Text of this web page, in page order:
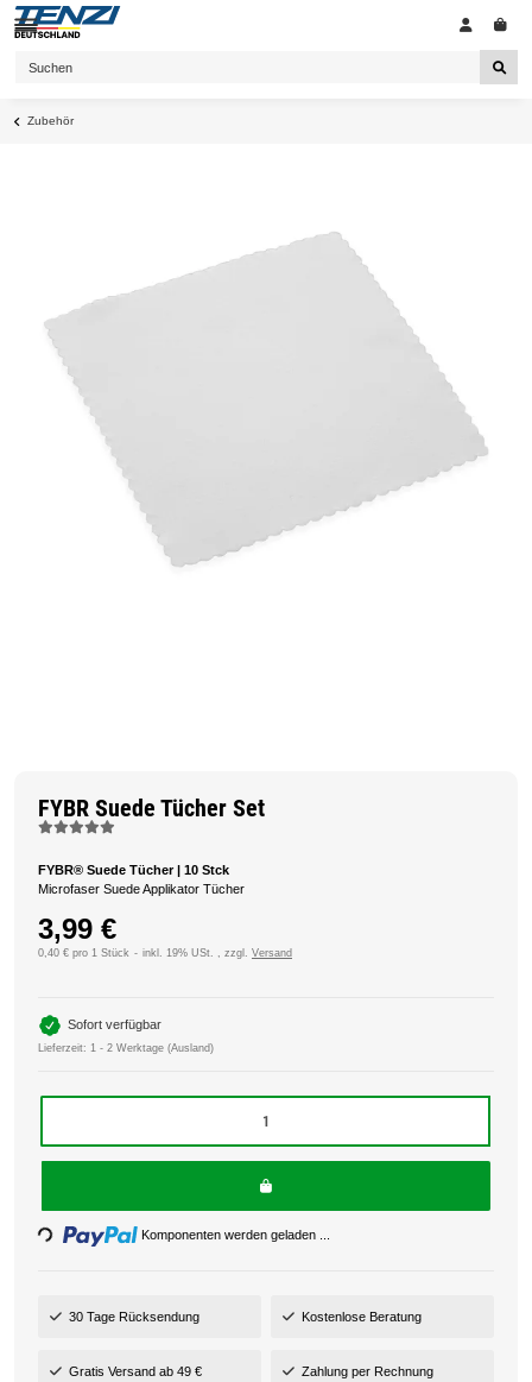
Zubehör
FYBR Suede Tücher Set
FYBR® Suede Tücher | 10 Stck
Microfaser Suede Applikator Tücher
3,99 €
0,40 € pro 1 Stück inkl. 19% USt. , zzgl. Versand
Sofort verfügbar
Lieferzeit: 1 - 2 Werktage (Ausland)
Loading... Komponenten werden geladen ...
30 Tage Rücksendung Kostenlose Beratung
Gratis Versand ab 49 € Zahlung per Rechnung